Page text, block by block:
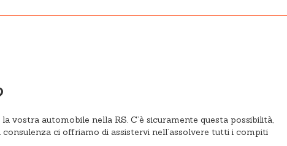
automobile nella RS. C’è sicuramente questa possibilità,
ci offriamo di assistervi nell’assolvere tutti i compiti